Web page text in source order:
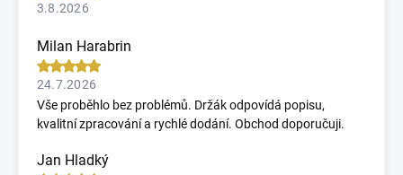
3.8.2026
Milan Harabrin
24.7.2026
Vše proběhlo bez problémů. Držák odpovídá popisu,
kvalitní zpracování a rychlé dodání. Obchod doporučuji.
Jan Hladký